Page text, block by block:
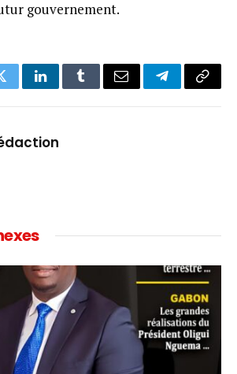
gouvernement.
LinkedInTumblrEmail TelegramCopy